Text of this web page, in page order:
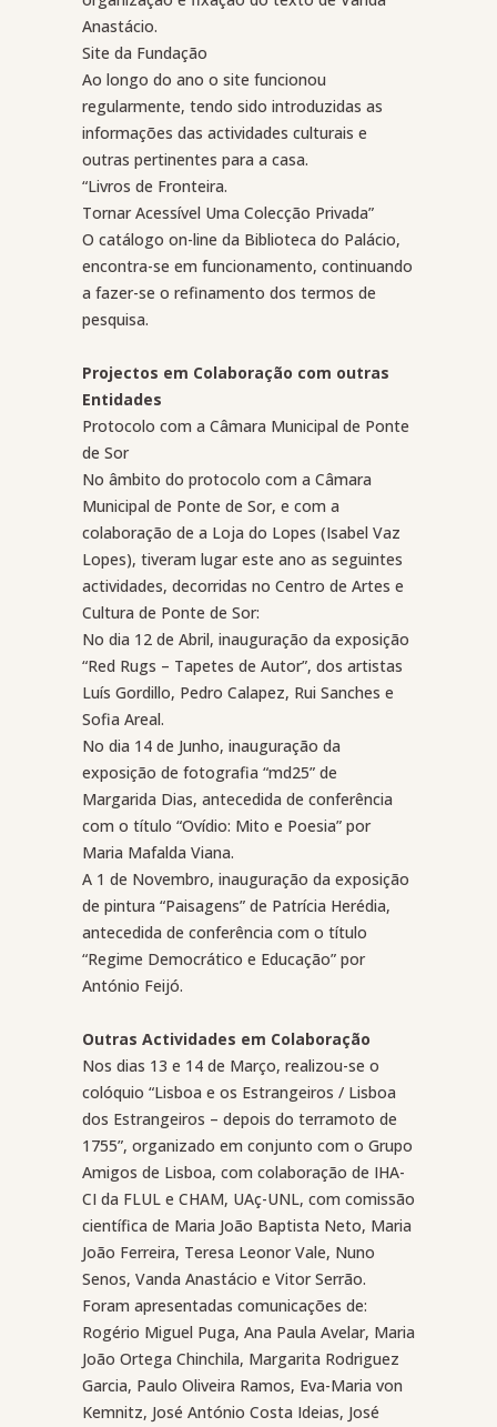
Anastácio.
Site da Fundação
Ao longo do ano o site funcionou
regularmente, tendo sido introduzidas as
informações das actividades culturais e
outras pertinentes para a casa.
“Livros de Fronteira.
Tornar Acessível Uma Colecção Privada”
O catálogo on-line da Biblioteca do Palácio,
encontra-se em funcionamento, continuando
a fazer-se o refinamento dos termos de
pesquisa.
Projectos em Colaboração com outras
Entidades
Protocolo com a Câmara Municipal de Ponte
de Sor
No âmbito do protocolo com a Câmara
Municipal de Ponte de Sor, e com a
colaboração de a Loja do Lopes (Isabel Vaz
Lopes), tiveram lugar este ano as seguintes
actividades, decorridas no Centro de Artes e
Cultura de Ponte de Sor:
No dia 12 de Abril, inauguração da exposição
“Red Rugs – Tapetes de Autor”, dos artistas
Luís Gordillo, Pedro Calapez, Rui Sanches e
Sofia Areal.
No dia 14 de Junho, inauguração da
exposição de fotografia “md25” de
Margarida Dias, antecedida de conferência
com o título “Ovídio: Mito e Poesia” por
Maria Mafalda Viana.
A 1 de Novembro, inauguração da exposição
de pintura “Paisagens” de Patrícia Herédia,
antecedida de conferência com o título
“Regime Democrático e Educação” por
António Feijó.
Outras Actividades em Colaboração
Nos dias 13 e 14 de Março, realizou-se o
colóquio “Lisboa e os Estrangeiros / Lisboa
dos Estrangeiros – depois do terramoto de
1755”, organizado em conjunto com o Grupo
Amigos de Lisboa, com colaboração de IHA-
CI da FLUL e CHAM, UAç-UNL, com comissão
científica de Maria João Baptista Neto, Maria
João Ferreira, Teresa Leonor Vale, Nuno
Senos, Vanda Anastácio e Vitor Serrão.
Foram apresentadas comunicações de:
Rogério Miguel Puga, Ana Paula Avelar, Maria
João Ortega Chinchila, Margarita Rodriguez
Garcia, Paulo Oliveira Ramos, Eva-Maria von
Kemnitz, José António Costa Ideias, José